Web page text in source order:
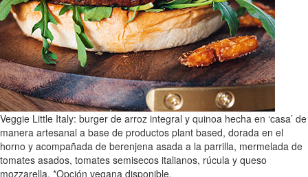
Veggie Little Italy: burger de arroz integral y quinoa hecha en ‘casa’ de
manera artesanal a base de productos plant based, dorada en el
horno y acompañada de berenjena asada a la parrilla, mermelada de
tomates asados, tomates semisecos italianos, rúcula y queso
mozzarella. *Opción vegana disponible.